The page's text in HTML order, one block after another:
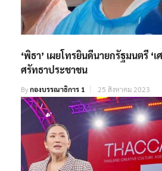
‘พิธา’ เผยโทรยินดีนายกรัฐมนตรี ‘
ศรัทธาประชาชน
Byกองบรรณาธิการ 1 25 สิงหาคม 2023